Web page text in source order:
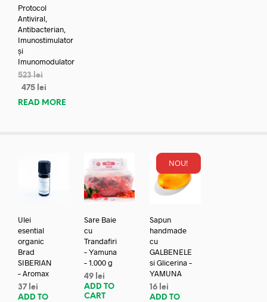
Protocol
Antiviral,
Antibacterian,
Imunostimulator
și
Imunomodulator
523lei
475 lei
READ MORE
Ulei
esential
organic
Brad
SIBERIAN
– Aromax
37 lei
ADD TO
Sare Baie
cu
Trandafiri
– Yamuna
– 1.000 g
49 lei
ADD TO
CART
NOU!
Sapun
handmade
cu
GALBENELE
si Glicerina –
YAMUNA
16 lei
ADD TO